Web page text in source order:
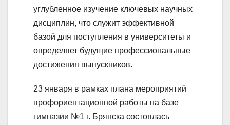
углубленное изучение ключевых научных
дисциплин, что служит эффективной
базой для поступления в университеты и
определяет будущие профессиональные
достижения выпускников.
23 января в рамках плана мероприятий
профориентационной работы на базе
гимназии №1 г. Брянска состоялась